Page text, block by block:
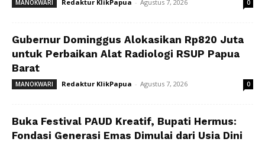
MANOKWARI Redaktur KlikPapua - Agustus 7, 2026 0
Gubernur Dominggus Alokasikan Rp820 Juta
untuk Perbaikan Alat Radiologi RSUP Papua
Barat
MANOKWARI Redaktur KlikPapua - Agustus 7, 2026 0
Buka Festival PAUD Kreatif, Bupati Hermus:
Fondasi Generasi Emas Dimulai dari Usia Dini